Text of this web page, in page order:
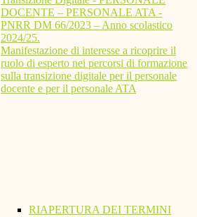
DOCENTE – PERSONALE ATA -
PNRR DM 66/2023 – Anno scolastico
2024/25.
Manifestazione di interesse a ricoprire il
ruolo di esperto nei percorsi di formazione
sulla transizione digitale per il personale
docente e per il personale ATA
RIAPERTURA DEI TERMINI